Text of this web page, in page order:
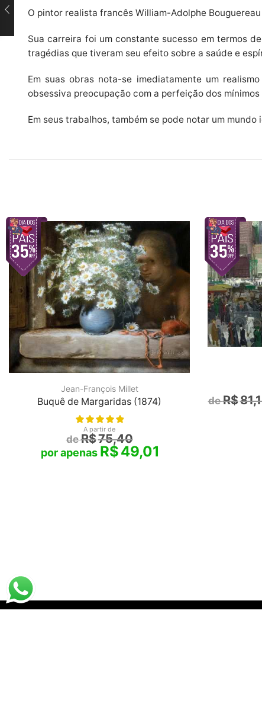
O pintor realista francês William-Adolphe
Sua carreira foi um constante sucesso em termos
tragédias que tiveram seu efeito sobre a saúde e
Em suas obras nota-se imediatamente um
obsessiva preocupação com a perfeição dos
Em seus trabalhos, também se pode notar um
Jean-François Millet
Buquê de Margaridas (1874)
A partir de
R$75,40
R$49,01
R$